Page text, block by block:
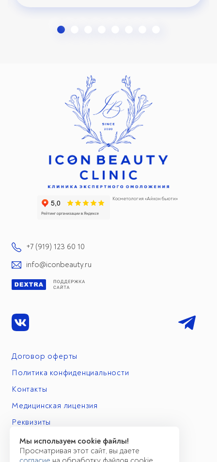
Договор оферты
Политика конфиденциальности
Контакты
Медицинская лицензия
Реквизиты
Косметология «Айкон бьюти»
+7 (919) 123 60 10
info@iconbeauty.ru
Мы используем cookie файлы!
Просматривая этот сайт, вы даете